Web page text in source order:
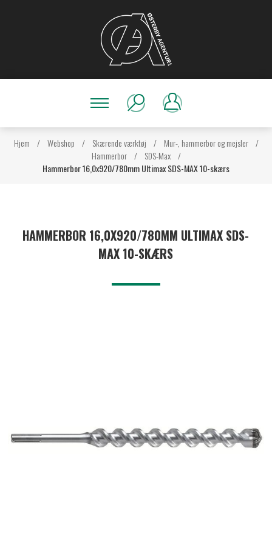
Hjem / Webshop / Skærende værktøj / Mur-, hammerbor og mejsler /
Hammerbor / SDS-Max /
Hammerbor 16,0x920/780mm Ultimax SDS-MAX 10-skærs
HAMMERBOR 16,0X920/780MM ULTIMAX SDS-
MAX 10-SKÆRS